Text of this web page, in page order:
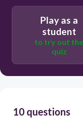
Play as a
student
to try out the
quiz
10 questions